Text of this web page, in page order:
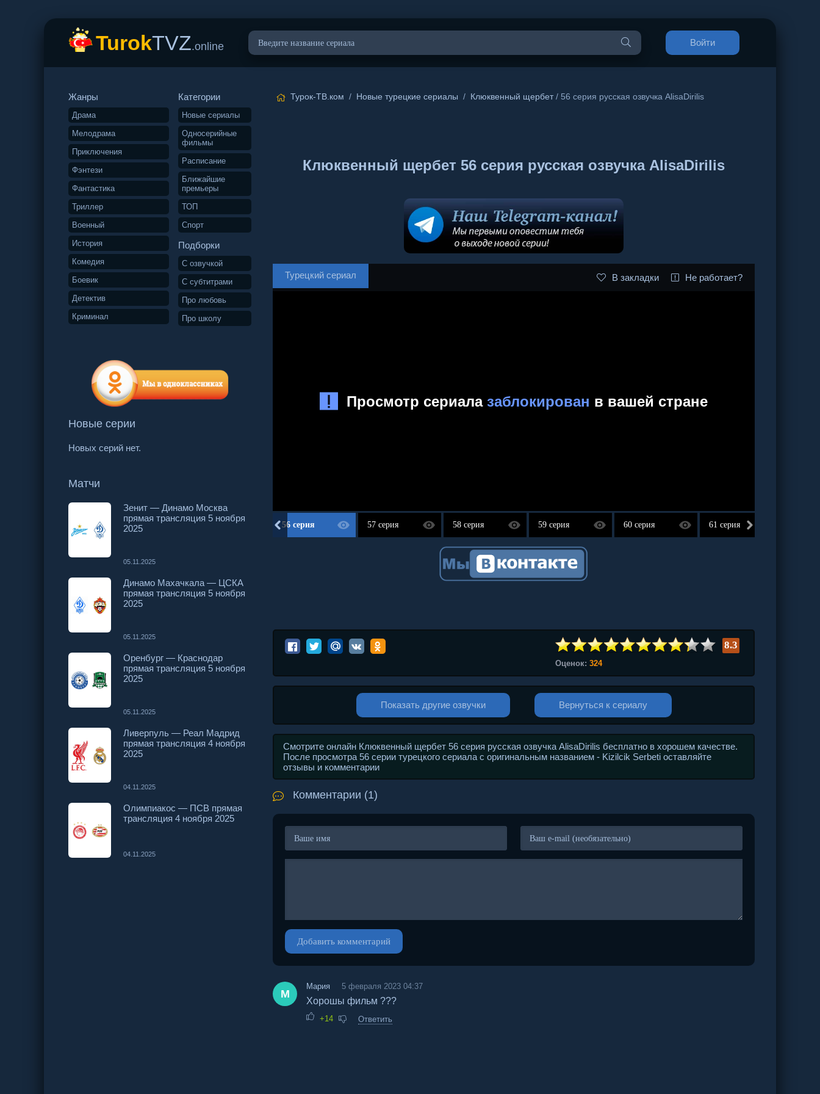
TurokTVZ.online Войти
Жанры
Драма
Мелодрама
Приключения
Фэнтези
Фантастика
Триллер
Военный
История
Комедия
Боевик
Детектив
Криминал
Категории
Новые сериалы
Односерийные
фильмы
Расписание
Ближайшие
премьеры
ТОП
Спорт
Подборки
С озвучкой
С субтитрами
Про любовь
Про школу
Новые серии
Новых серий нет.
Матчи
Зенит — Динамо Москва
прямая трансляция 5 ноября
2025
05.11.2025
Динамо Махачкала — ЦСКА
прямая трансляция 5 ноября
2025
05.11.2025
Оренбург — Краснодар
прямая трансляция 5 ноября
2025
05.11.2025
Ливерпуль — Реал Мадрид
прямая трансляция 4 ноября
2025
04.11.2025
Олимпиакос — ПСВ прямая
трансляция 4 ноября 2025
04.11.2025
Турок-ТВ.ком / Новые турецкие сериалы / Клюквенный щербет/ 56 серия русская озвучка AlisaDirilis
Клюквенный щербет 56 серия русская озвучка AlisaDirilis
Турецкий сериал В закладки Не работает?
54 серия 56 серия 57 серия 58 серия 59 серия 60 серия 61 серия
8.3
Оценок: 324
Показать другие озвучки Вернуться к сериалу
Смотрите онлайн Клюквенный щербет 56 серия русская озвучка AlisaDirilis бесплатно в хорошем качестве.
После просмотра 56 серии турецкого сериала с оригинальным названием - Kizilcik Serbeti оставляйте
отзывы и комментарии
Комментарии (1)
Добавить комментарий
М
Мария 5 февраля 2023 04:37
Хорошы фильм ???
+14 Ответить